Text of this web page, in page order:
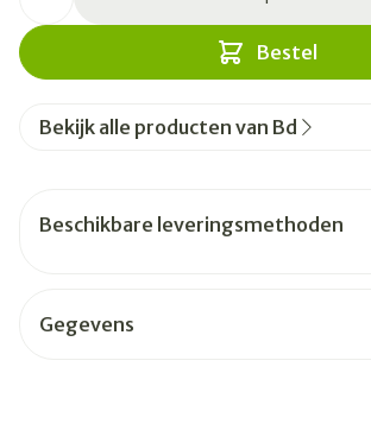
Bestel
Bekijk alle producten van Bd
Beschikbare leveringsmethoden
Gegevens